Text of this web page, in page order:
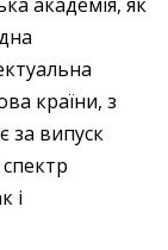
країни, з
за випуск
і